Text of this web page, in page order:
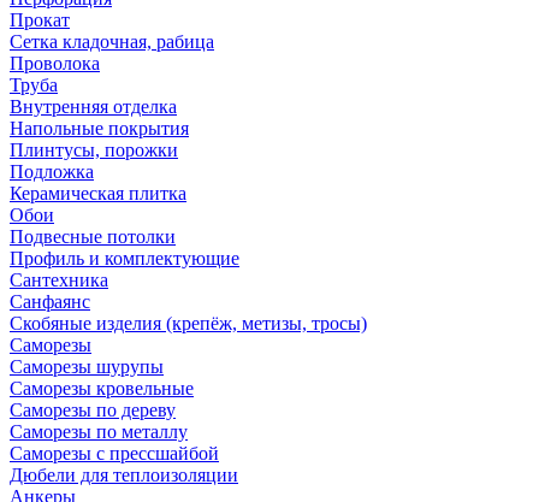
Прокат
Сетка кладочная, рабица
Проволока
Труба
Внутренняя отделка
Напольные покрытия
Плинтусы, порожки
Подложка
Керамическая плитка
Обои
Подвесные потолки
Профиль и комплектующие
Сантехника
Санфаянс
Скобяные изделия (крепёж, метизы, тросы)
Саморезы
Саморезы шурупы
Саморезы кровельные
Саморезы по дереву
Саморезы по металлу
Саморезы с прессшайбой
Дюбели для теплоизоляции
Анкеры